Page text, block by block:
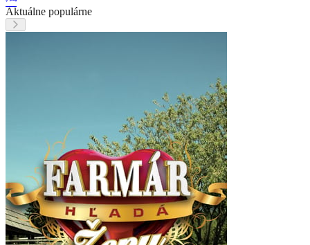
Aktuálne populárne